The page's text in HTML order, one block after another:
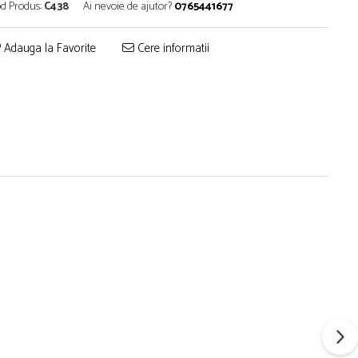
Produs:C438 Ai nevoie de ajutor?0765441677
Adauga la Favorite Cere informatii